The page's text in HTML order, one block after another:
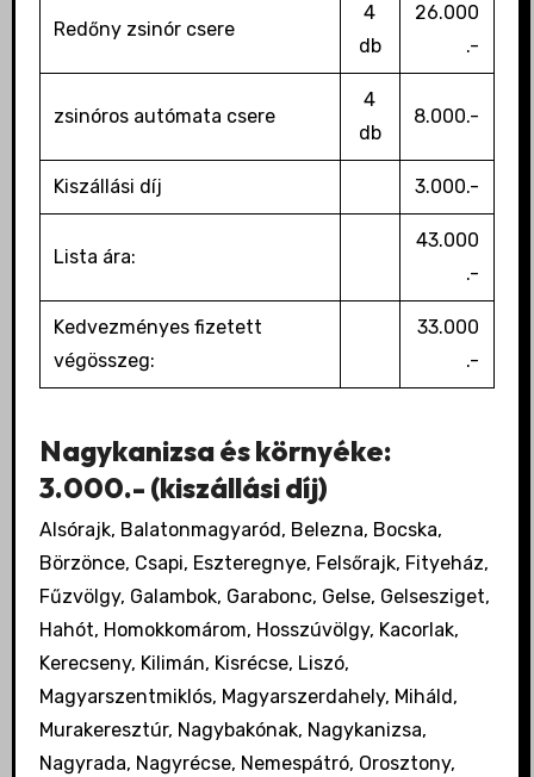
Redőny zsinór csere
4
db
26.000
.-
zsinóros autómata csere
4
db
8.000.-
Kiszállási díj 3.000.-
Lista ára:
43.000
.-
Kedvezményes fizetett
végösszeg:
33.000
.-
Nagykanizsa és környéke:
3.000.- (kiszállási díj)
Alsórajk, Balatonmagyaród, Belezna, Bocska,
Börzönce, Csapi, Eszteregnye, Felsőrajk, Fityeház,
Fűzvölgy, Galambok, Garabonc, Gelse, Gelsesziget,
Hahót, Homokkomárom, Hosszúvölgy, Kacorlak,
Kerecseny, Kilimán, Kisrécse, Liszó,
Magyarszentmiklós, Magyarszerdahely, Miháld,
Murakeresztúr, Nagybakónak, Nagykanizsa,
Nagyrada, Nagyrécse, Nemespátró, Orosztony,